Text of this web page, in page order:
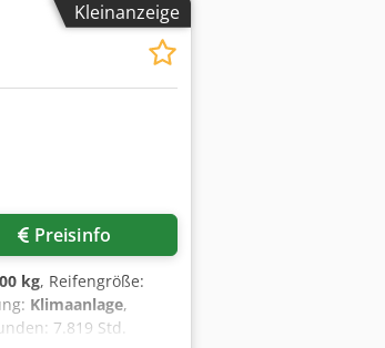
Kleinanzeige
Preisinfo
kg, Reifengröße:
Klimaanlage,
7.819 Std.